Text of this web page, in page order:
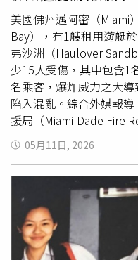
俐人表示自己從小在紐約
雖然網友留言酸「阿姨瘋
肉粉絲追蹤。王俐人更
迫背負幾百萬元的債務，
致通告與戲約驟減，去
粉絲喊話：「我並沒有
更在現場重現引發爭議
眼直呼：「誰不會用吹
美國佛州邁阿密（Miami
Bay），有1艘租用遊艇
弗沙洲（Haulover
少15人受傷，其中包含1
名乘客，爆炸威力之大
陷入混亂。綜合外媒報
援局（Miami-Dade Fire
生於當地時間9日下午約
援單位趕赴現場，在船
行動。初步統計顯示，
療，其餘傷者則由其他
整公布所有傷者的最新
勢極為嚴重，包括嚴重
傷面積約達18%，另有
危急。醫療人員亦確認
05月11日, 2026